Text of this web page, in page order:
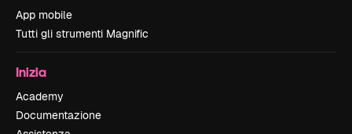
App mobile
Tutti gli strumenti Magnific
Inizia
Academy
Documentazione